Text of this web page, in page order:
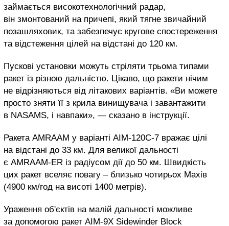
займається високотехнологічний радар,
він змонтований на причепі, який тягне звичайний
позашляховик, та забезпечує кругове спостереження
та відстеження цілей на відстані до 120 км.
Пускові установки можуть стріляти трьома типами
ракет із різною дальністю. Цікаво, що ракети нічим
не відрізняються від літакових варіантів. «Ви можете
просто зняти її з крила винищувача і завантажити
в NASAMS, і навпаки», — сказано в інструкції.
Ракета AMRAAM у варіанті AIM-120С-7 вражає цілі
на відстані до 33 км. Для великої дальності
є AMRAAM-ER із радіусом дії до 50 км. Швидкість
цих ракет вселяє повагу – близько чотирьох Махів
(4900 км/год на висоті 1400 метрів).
Ураження об'єктів на малій дальності можливе
за допомогою ракет AIM-9X Sidewinder Block